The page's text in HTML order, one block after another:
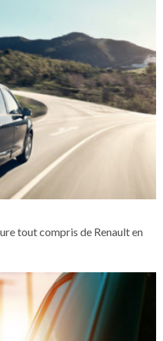
tout compris de Renault en